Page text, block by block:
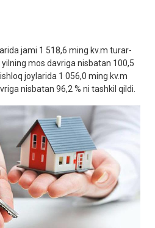
jami 1 518,6 ming kv.m turar-
mos davriga nisbatan 100,5
joylarida 1 056,0 ming kv.m
nisbatan 96,2 % ni tashkil qildi.